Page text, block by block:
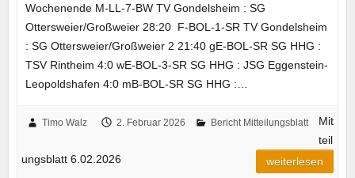
Wochenende M-LL-7-BW TV Gondelsheim : SG
Ottersweier/Großweier 28:20 F-BOL-1-SR TV Gondelsheim
: SG Ottersweier/Großweier 2 21:40 gE-BOL-SR SG HHG :
TSV Rintheim 4:0 wE-BOL-3-SR SG HHG : JSG Eggenstein-
Leopoldshafen 4:0 mB-BOL-SR SG HHG :…
Timo Walz 2. Februar 2026 Bericht Mitteilungsblatt
Mit
teil
ungsblatt 6.02.2026
weiterlesen